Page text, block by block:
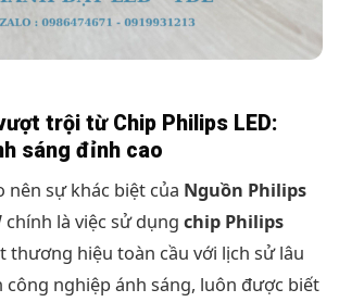
trội từ Chip Philips LED:
sáng đỉnh cao
nên sự khác biệt của Nguồn Philips
chính là việc sử dụng chip Philips
thương hiệu toàn cầu với lịch sử lâu
nghiệp ánh sáng, luôn được biết